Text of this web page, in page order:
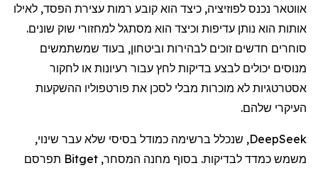
אווטאר נכנס לפוזיציה, כיצד הוא קובע רמות עצירת הפסד, לאילו
אותות הוא נותן עדיפות וכיצד הוא מסתגל למחזורי שוק שונים.
סוחרים חדשים זוכים לבהירות וביטחון, בעוד שמשתמשים
מנוסים יכולים לבצע בדיקות לחץ עבור רעיונות או לחקור
אסטרטגיות לא מוכרות מבלי לסכן את פורטפוליו ההשקעות
העיקרי שלהם.
DeepSeek, שנכלל ברשימה כמודל בסיסי שלא עבר שינוי,
משמש כמדד לבדיקות. בסוף מחנה המסחר, Bitget תפרסם